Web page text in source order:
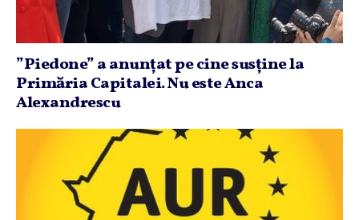
”Piedone” a anunţat pe cine susţine la
Primăria Capitalei. Nu este Anca
Alexandrescu